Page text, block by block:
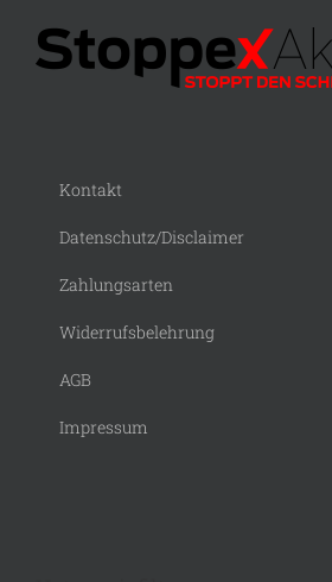
Kontakt
Datenschutz/Disclaimer
Zahlungsarten
Widerrufsbelehrung
AGB
Impressum